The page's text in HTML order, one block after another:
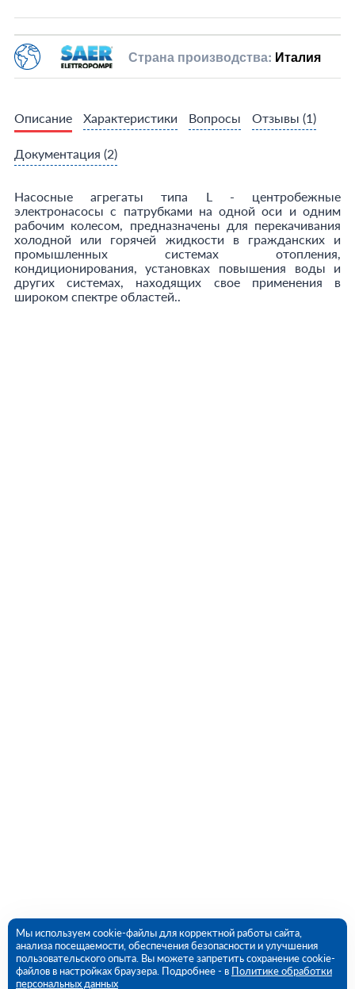
Страна производства: Италия
Описание Характеристики Вопросы Отзывы (1)
Документация (2)
Насосные агрегаты типа L - центробежные
электронасосы с патрубками на одной оси и одним
рабочим колесом, предназначены для перекачивания
холодной или горячей жидкости в гражданских и
промышленных системах отопления,
кондиционирования, установках повышения воды и
других системах, находящих свое применения в
широком спектре областей..
Мы используем cookie-файлы для корректной работы сайта,
анализа посещаемости, обеспечения безопасности и улучшения
пользовательского опыта. Вы можете запретить сохранение cookie-
файлов в настройках браузера. Подробнее - в Политике обработки
персональных данных